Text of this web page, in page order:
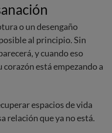
o un desengaño
al principio. Sin
y cuando eso
corazón está empezando a
espacios de vida
relación que ya no está.